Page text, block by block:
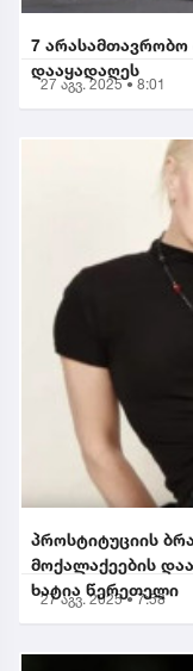
7 არასამთავრობო
დააყადაღეს
27 აგვ. 2025 • 8:01
პროსტიტუციის
მოქალაქეების
ხატია წერეთელი
27 აგვ. 2025 • 7:58